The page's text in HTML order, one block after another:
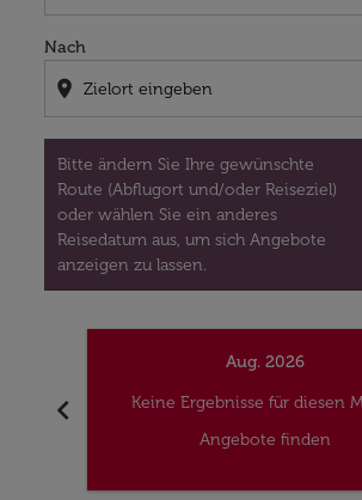
Nach
location_on
Bitte ändern Sie Ihre gewünschte
Route (Abflugort und/oder Reiseziel)
oder wählen Sie ein anderes
Reisedatum aus, um sich Angebote
anzeigen zu lassen.
chevron_left
Aug. 2026
Keine Ergebnisse für diesen
Angebote finden